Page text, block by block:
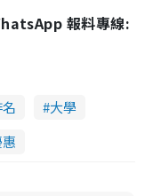
報料專線:
大學